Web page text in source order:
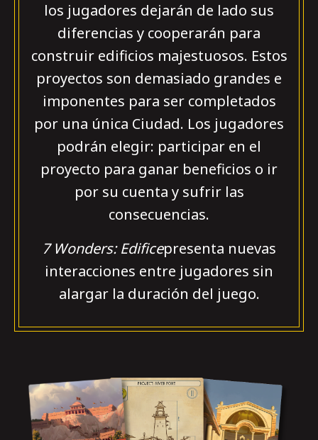
los jugadores dejarán de lado sus
diferencias y cooperarán para
construir edificios majestuosos. Estos
proyectos son demasiado grandes e
imponentes para ser completados
por una única Ciudad. Los jugadores
podrán elegir: participar en el
proyecto para ganar beneficios o ir
por su cuenta y sufrir las
consecuencias.
7 Wonders: Edificepresenta nuevas
interacciones entre jugadores sin
alargar la duración del juego.